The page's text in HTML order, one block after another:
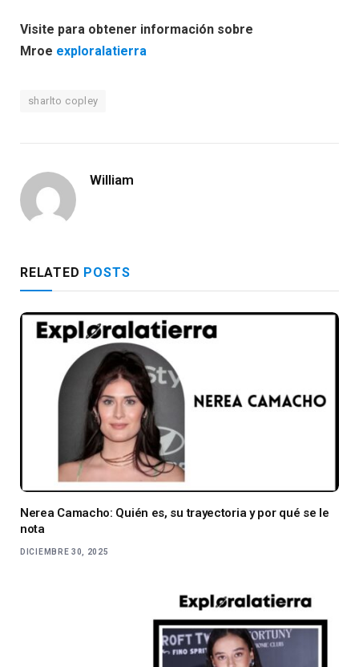
Visite para obtener información sobre
Mroe exploralatierra
sharlto copley
William
RELATED POSTS
Nerea Camacho: Quién es, su trayectoria y por qué se le
nota
DICIEMBRE 30, 2025